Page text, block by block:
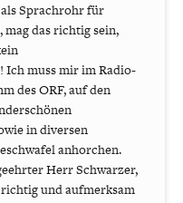
Sprachrohr für
das richtig sein,
muss mir im Radio-
des ORF, auf den
in diversen
anhorchen.
Herr Schwarzer,
und aufmerksam